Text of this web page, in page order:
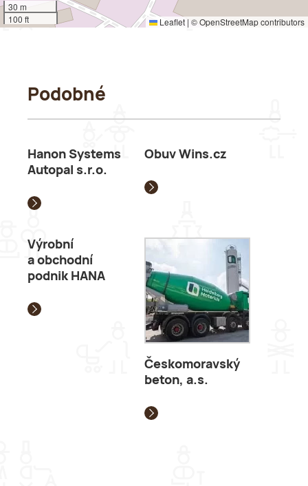
30 m
100 ft
Leaflet | ©OpenStreetMapcontributors
Podobné
Hanon Systems
Autopal s.r.o.
Obuv Wins.cz
Výrobní
a obchodní
podnik HANA
Českomoravský
beton, a.s.